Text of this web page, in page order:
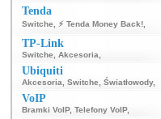
Tenda
Switche ⚡ Tenda Money Back!
TP-Link
Switche Akcesoria
Ubiquiti
Akcesoria Switche Światłowody,
VoIP
Bramki VoIP, Telefony VoIP,